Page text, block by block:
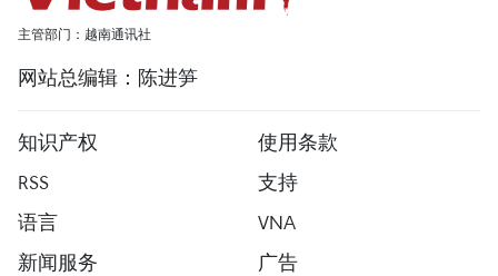
主管部门：越南通讯社
网站总编辑：陈进笋
知识产权
使用条款
RSS
支持
语言
VNA
新闻服务
广告